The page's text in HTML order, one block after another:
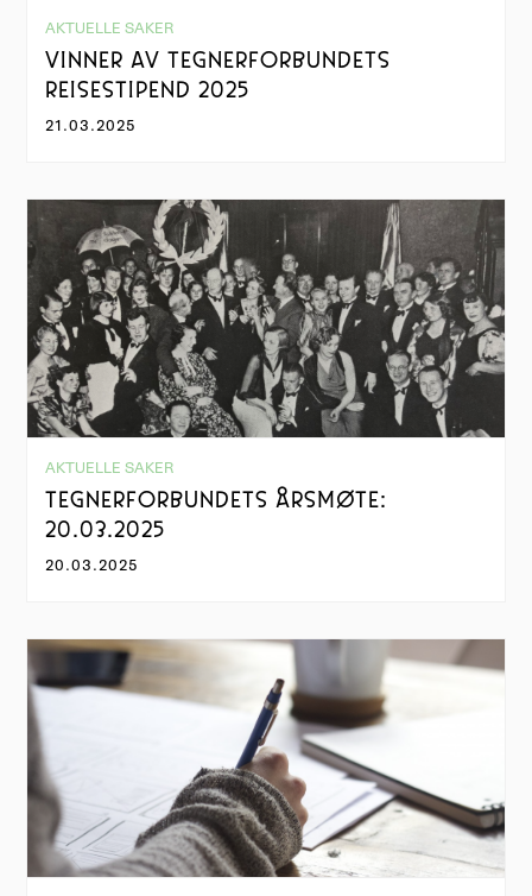
AKTUELLE SAKER
VINNER AV TEGNERFORBUNDETS
REISESTIPEND 2025
21.03.2025
AKTUELLE SAKER
TEGNERFORBUNDETS ÅRSMØTE:
20.03.2025
20.03.2025